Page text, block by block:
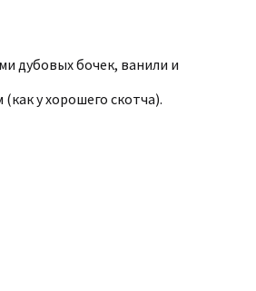
дубовых бочек, ванили и
у хорошего скотча).